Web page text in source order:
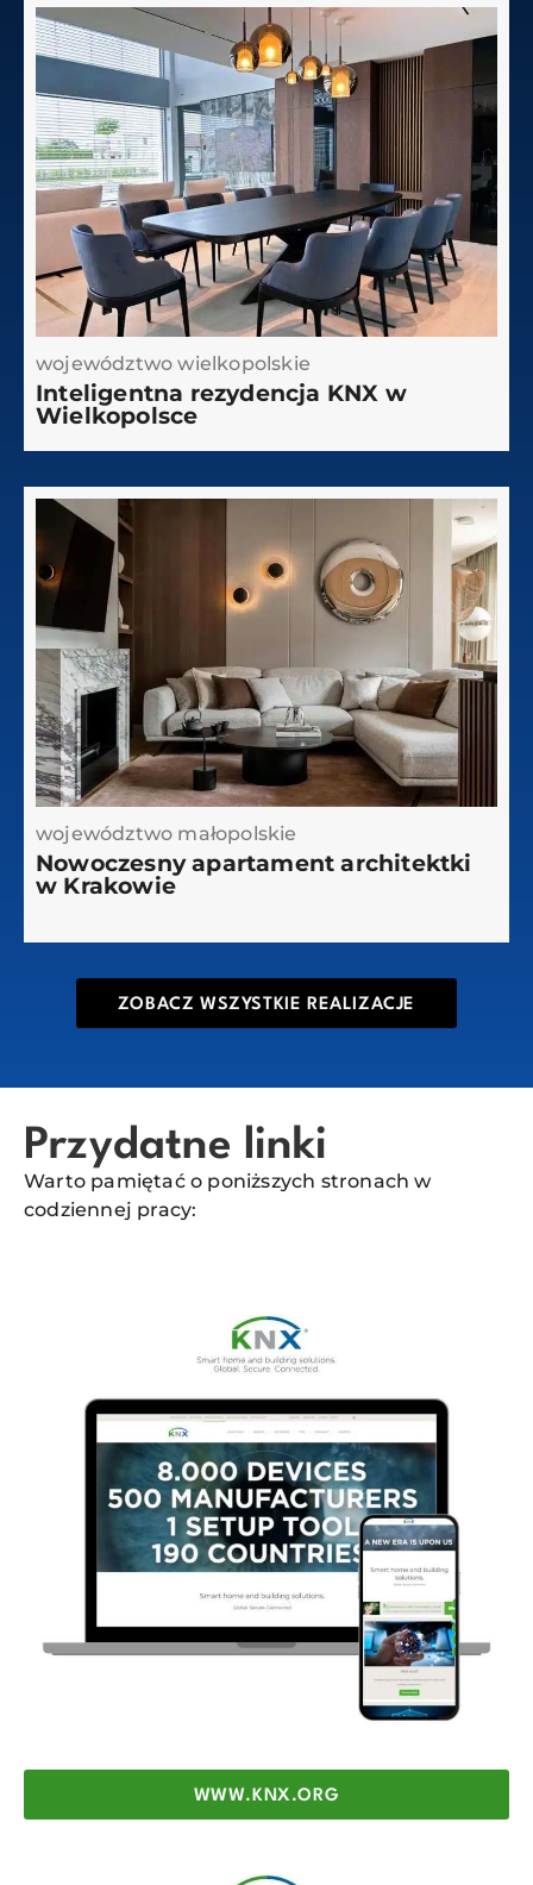
województwo wielkopolskie
Inteligentna rezydencja KNX w
Wielkopolsce
województwo małopolskie
Nowoczesny apartament architektki
w Krakowie
ZOBACZ WSZYSTKIE REALIZACJE
Przydatne linki
Warto pamiętać o poniższych stronach w
codziennej pracy:
WWW.KNX.ORG